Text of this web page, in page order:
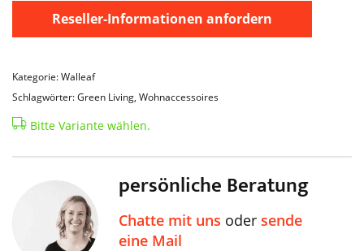
Reseller-Informationen anfordern
Kategorie: Walleaf
Schlagwörter: Green Living, Wohnaccessoires
Bitte Variante wählen.
persönliche Beratung
Chatte mit uns oder sende
eine Mail